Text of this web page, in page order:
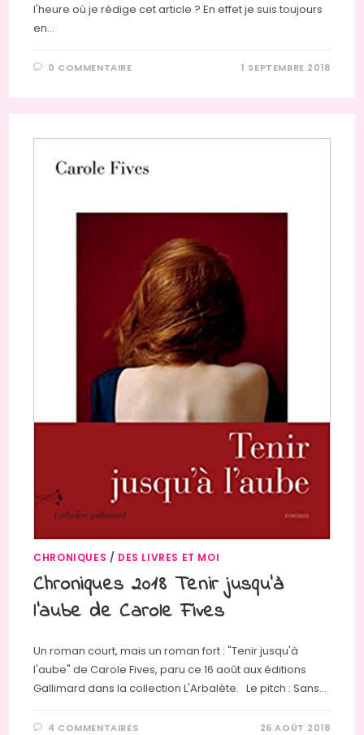
l'heure où je rédige cet article ? En effet je suis toujours
en…
0 COMMENTAIRE 1 SEPTEMBRE 2018
CHRONIQUES / DES LIVRES ET MOI
Chroniques 2018 Tenir jusqu’à
l’aube de Carole Fives
Un roman court, mais un roman fort : "Tenir jusqu'à
l'aube" de Carole Fives, paru ce 16 août aux éditions
Gallimard dans la collection L'Arbalète. Le pitch : Sans…
4 COMMENTAIRES 26 AOÛT 2018